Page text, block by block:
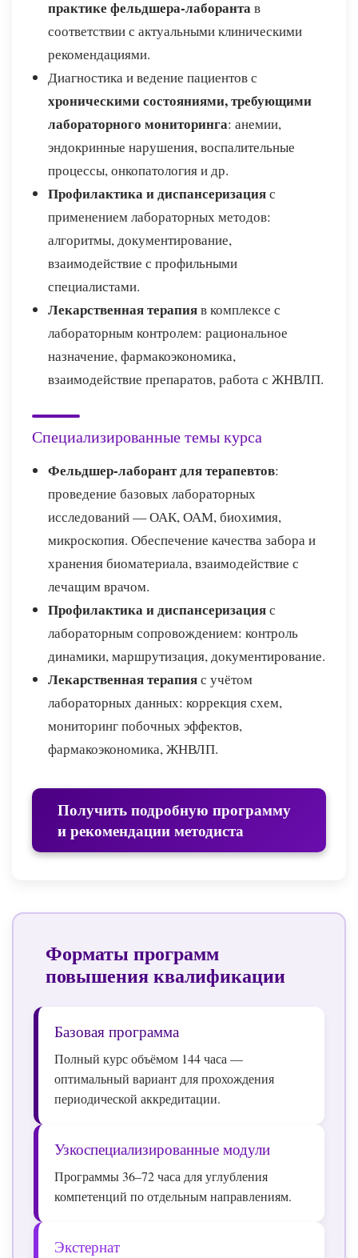
практике фельдшера-лаборантав
соответствии с актуальными клиническими
рекомендациями.
Диагностика и ведение пациентов с
хроническими состояниями, требующими
лабораторного мониторинга: анемии,
эндокринные нарушения, воспалительные
процессы, онкопатология и др.
Профилактика и диспансеризацияс
применением лабораторных методов:
алгоритмы, документирование,
взаимодействие с профильными
специалистами.
Лекарственная терапияв комплексе с
лабораторным контролем: рациональное
назначение, фармакоэкономика,
взаимодействие препаратов, работа с ЖНВЛП.
Специализированные темы курса
Фельдшер-лаборант для терапевтов:
проведение базовых лабораторных
исследований — ОАК, ОАМ, биохимия,
микроскопия. Обеспечение качества забора и
хранения биоматериала, взаимодействие с
лечащим врачом.
Профилактика и диспансеризацияс
лабораторным сопровождением: контроль
динамики, маршрутизация, документирование.
Лекарственная терапияс учётом
лабораторных данных: коррекция схем,
мониторинг побочных эффектов,
фармакоэкономика, ЖНВЛП.
Получить подробную программу
и рекомендации методиста
Форматы программ
повышения квалификации
Базовая программа
Полный курс объёмом 144 часа —
оптимальный вариант для прохождения
периодической аккредитации.
Узкоспециализированные модули
Программы 36–72 часа для углубления
компетенций по отдельным направлениям.
Экстернат